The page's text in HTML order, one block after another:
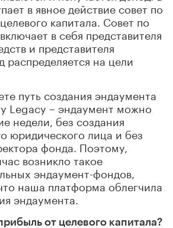
в явное действие совет по
капитала. Совет по
в себя представителя
и представителя
распределяется на цели
путь создания эндаумента
Legacy – эндаумент можно
недели, без создания
юридического лица и без
фонда. Поэтому,
возникло такое
эндаумент-фондов,
наша платформа облегчила
эндаумента.
от целевого капитала?